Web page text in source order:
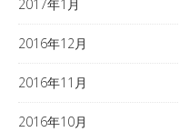
2017年1月
2016年12月
2016年11月
2016年10月